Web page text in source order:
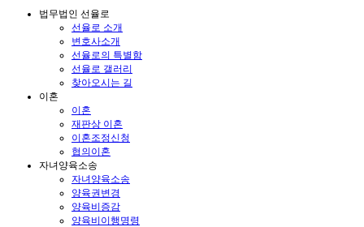
법무법인 선율로
선율로 소개
변호사소개
선율로의 특별함
선율로 갤러리
찾아오시는 길
이혼
이혼
재판상 이혼
이혼조정신청
협의이혼
자녀양육소송
자녀양육소송
양육권변경
양육비증감
양육비이행명령